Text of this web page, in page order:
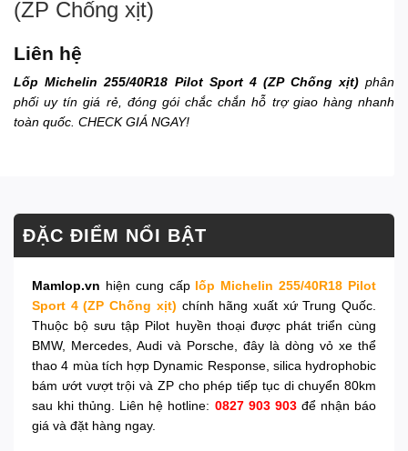
(ZP Chống xịt)
Liên hệ
Lốp Michelin 255/40R18 Pilot Sport 4 (ZP Chống xịt)phân
phối uy tín giá rẻ, đóng gói chắc chắn hỗ trợ giao hàng nhanh
toàn quốc. CHECK GIÁ NGAY!
ĐẶC ĐIỂM NỔI BẬT
Mamlop.vn hiện cung cấp lốp Michelin 255/40R18 Pilot
Sport 4 (ZP Chống xịt) chính hãng xuất xứ Trung Quốc.
Thuộc bộ sưu tập Pilot huyền thoại được phát triển cùng
BMW, Mercedes, Audi và Porsche, đây là dòng vỏ xe thể
thao 4 mùa tích hợp Dynamic Response, silica hydrophobic
bám ướt vượt trội và ZP cho phép tiếp tục di chuyển 80km
sau khi thủng. Liên hệ hotline: 0827 903 903 để nhận báo
giá và đặt hàng ngay.